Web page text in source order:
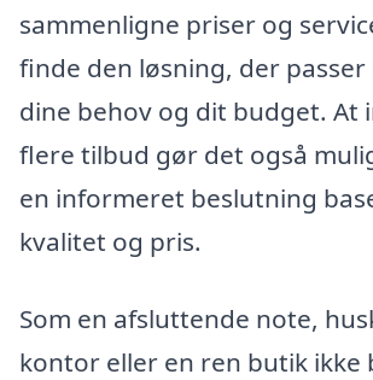
sammenligne priser og
finde den løsning, der
dine behov og dit budget. At
flere tilbud gør det også
en informeret beslutning
kvalitet og pris.
Som en afsluttende note,
kontor eller en ren butik ikke